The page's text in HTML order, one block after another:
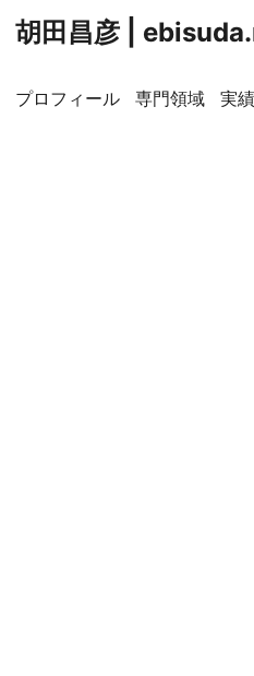
胡田昌彦 |
プロフィール 専門領域 実